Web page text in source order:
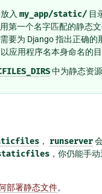
入 my_app/static/ 目
第一个名字匹配的静态
要为 Django 指出正确的
应用程序名本身命名的目
中为静态资源
， runserver
，你仍能手
部署静态文件。